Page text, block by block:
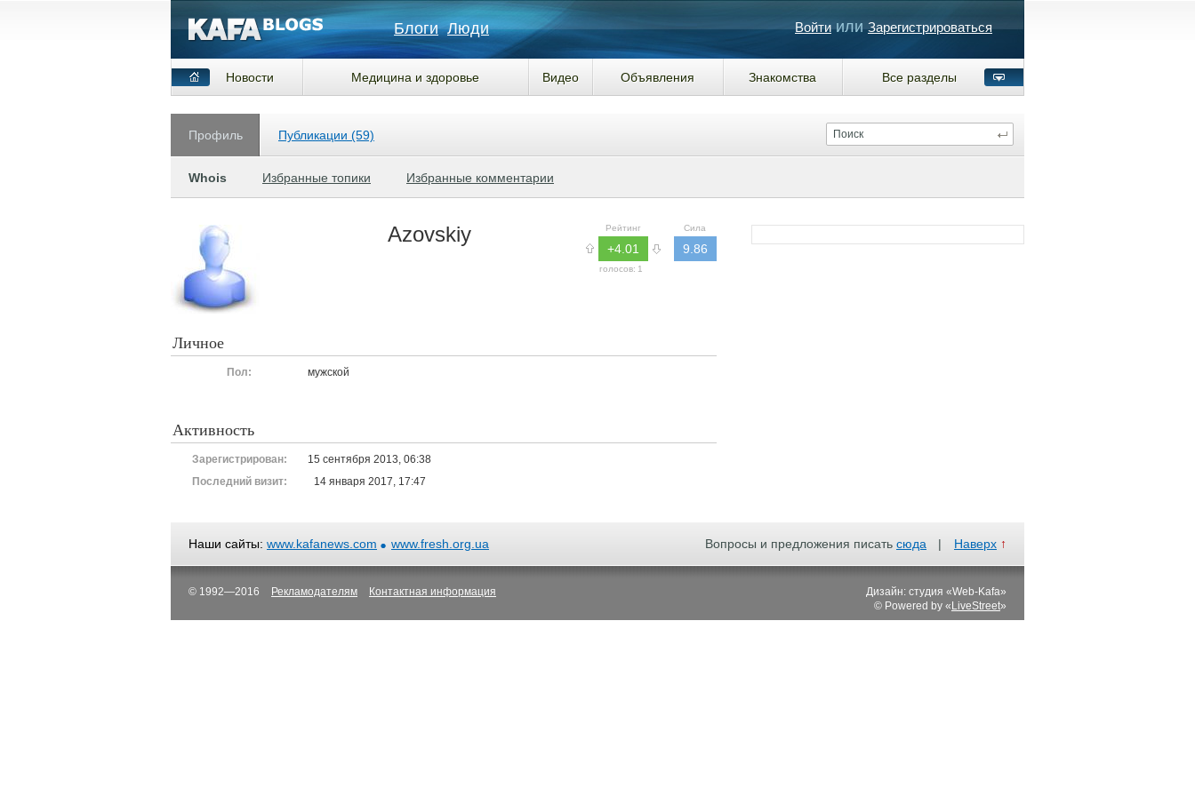
Блоги Люди ВойтиилиЗарегистрироваться
Новости Медицина и здоровье Видео Объявления Знакомства Все разделы
Профиль
Whois Избранные топики Избранные комментарии
Публикации (59)
Сила
9.86
Рейтинг
+4.01
голосов: 1
Azovskiy
Личное
Пол: мужской
Активность
Зарегистрирован:
15 сентября 2013, 06:38
Последний визит:
14 января 2017, 17:47
Наши сайты: www.kafanews.com www.fresh.org.ua Вопросы и предложения писать сюда | Наверх ↑
© 1992—2016 Рекламодателям Контактная информация
Дизайн: студия «Web-Kafa»
© Powered by « LiveStreet»